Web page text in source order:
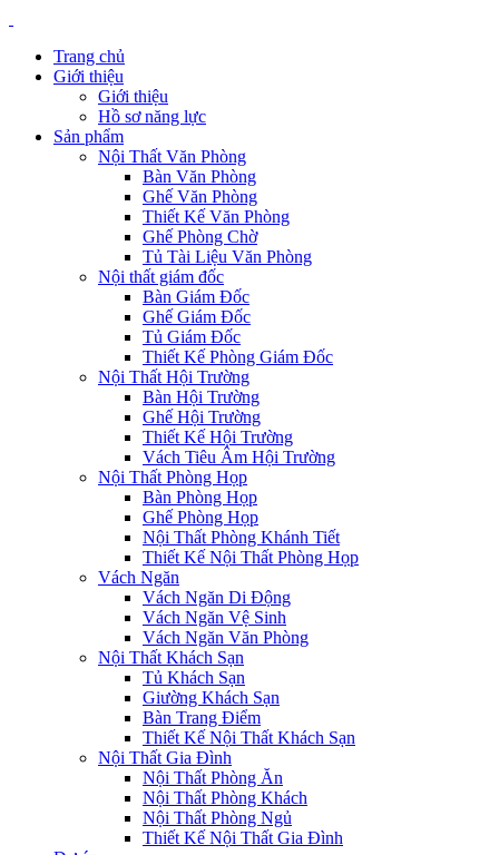
Trang chủ
Giới thiệu
Giới thiệu
Hồ sơ năng lực
Sản phẩm
Nội Thất Văn Phòng
Bàn Văn Phòng
Ghế Văn Phòng
Thiết Kế Văn Phòng
Ghế Phòng Chờ
Tủ Tài Liệu Văn Phòng
Nội thất giám đốc
Bàn Giám Đốc
Ghế Giám Đốc
Tủ Giám Đốc
Thiết Kế Phòng Giám Đốc
Nội Thất Hội Trường
Bàn Hội Trường
Ghế Hội Trường
Thiết Kế Hội Trường
Vách Tiêu Âm Hội Trường
Nội Thất Phòng Họp
Bàn Phòng Họp
Ghế Phòng Họp
Nội Thất Phòng Khánh Tiết
Thiết Kế Nội Thất Phòng Họp
Vách Ngăn
Vách Ngăn Di Động
Vách Ngăn Vệ Sinh
Vách Ngăn Văn Phòng
Nội Thất Khách Sạn
Tủ Khách Sạn
Giường Khách Sạn
Bàn Trang Điểm
Thiết Kế Nội Thất Khách Sạn
Nội Thất Gia Đình
Nội Thất Phòng Ăn
Nội Thất Phòng Khách
Nội Thất Phòng Ngủ
Thiết Kế Nội Thất Gia Đình